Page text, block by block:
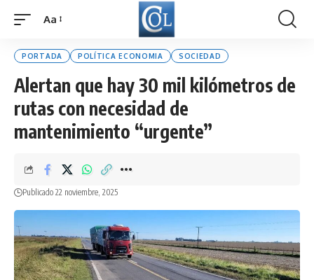
Font
Aa
PORTADA POLÍTICA ECONOMIA SOCIEDAD
Alertan que hay 30 mil kilómetros de
rutas con necesidad de
mantenimiento “urgente”
Publicado 22 noviembre, 2025